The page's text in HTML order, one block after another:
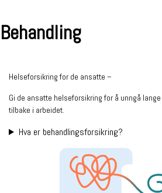
Behandling
Helseforsikring for de ansatte –
Gi de ansatte helseforsikring for å unngå
tilbake i arbeidet.
Hva er behandlings­forsikring?